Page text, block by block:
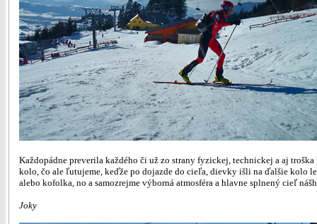
Každopádne preverila každého či už zo strany fyzickej, technickej a aj
kolo, čo ale ľutujeme, keďže po dojazde do cieľa, dievky išli na ďalšie kolo
alebo kofolka, no a samozrejme výborná atmosféra a hlavne splnený cieľ
Joky